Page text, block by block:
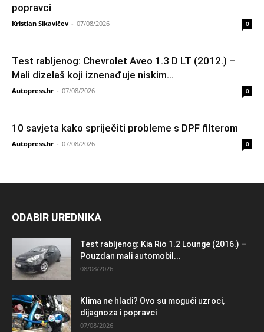
popravci
Kristian Sikavičev - 07/08/2026 0
Test rabljenog: Chevrolet Aveo 1.3 D LT (2012.) –
Mali dizelaš koji iznenađuje niskim...
Autopress.hr - 07/08/2026 0
10 savjeta kako spriječiti probleme s DPF filterom
Autopress.hr - 07/08/2026 0
ODABIR UREDNIKA
Test rabljenog: Kia Rio 1.2 Lounge (2016.) –
Pouzdan mali automobil...
08/08/2026
Klima ne hladi? Ovo su mogući uzroci,
dijagnoza i popravci
07/08/2026